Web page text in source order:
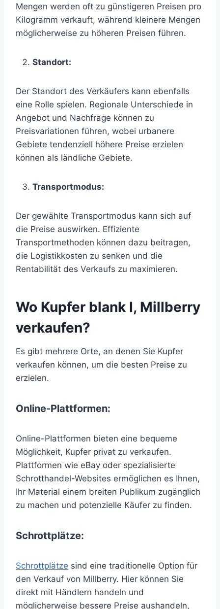
Mengen werden oft zu günstigeren Preisen pro
Kilogramm verkauft, während kleinere Mengen
möglicherweise zu höheren Preisen führen.
Standort:
Der Standort des Verkäufers kann ebenfalls
eine Rolle spielen. Regionale Unterschiede in
Angebot und Nachfrage können zu
Preisvariationen führen, wobei urbanere
Gebiete tendenziell höhere Preise erzielen
können als ländliche Gebiete.
Transportmodus:
Der gewählte Transportmodus kann sich auf
die Preise auswirken. Effiziente
Transportmethoden können dazu beitragen,
die Logistikkosten zu senken und die
Rentabilität des Verkaufs zu maximieren.
Wo Kupfer blank I, Millberry
verkaufen?
Es gibt mehrere Orte, an denen Sie Kupfer
verkaufen können, um die besten Preise zu
erzielen.
Online-Plattformen:
Online-Plattformen bieten eine bequeme
Möglichkeit, Kupfer privat zu verkaufen.
Plattformen wie eBay oder spezialisierte
Schrotthandel-Websites ermöglichen es Ihnen,
Ihr Material einem breiten Publikum zugänglich
zu machen und potenzielle Käufer zu finden.
Schrottplätze:
Schrottplätze sind eine traditionelle Option für
den Verkauf von Millberry. Hier können Sie
direkt mit Händlern handeln und
möglicherweise bessere Preise aushandeln,